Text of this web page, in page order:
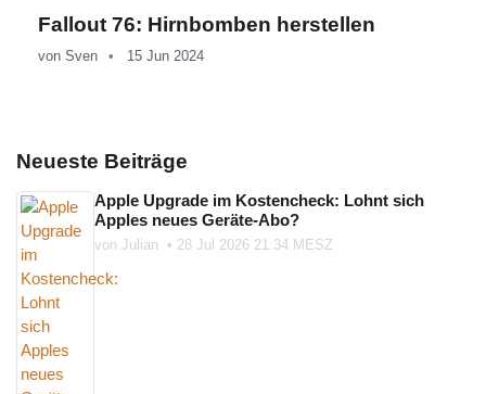
Fallout 76: Hirnbomben herstellen
von Sven 15 Jun 2024
Neueste Beiträge
Apple Upgrade im Kostencheck: Lohnt sich
Apples neues Geräte-Abo?
von Julian • 28 Jul 2026 21:34 MESZ